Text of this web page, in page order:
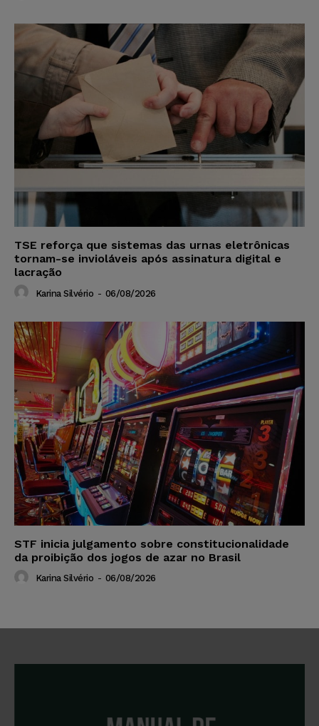
TSE reforça que sistemas das urnas eletrônicas
tornam-se invioláveis após assinatura digital e
lacração
Karina Silvério - 06/08/2026
STF inicia julgamento sobre constitucionalidade
da proibição dos jogos de azar no Brasil
Karina Silvério - 06/08/2026